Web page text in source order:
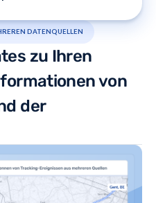
DATENQUELLEN
zu Ihren
von
der